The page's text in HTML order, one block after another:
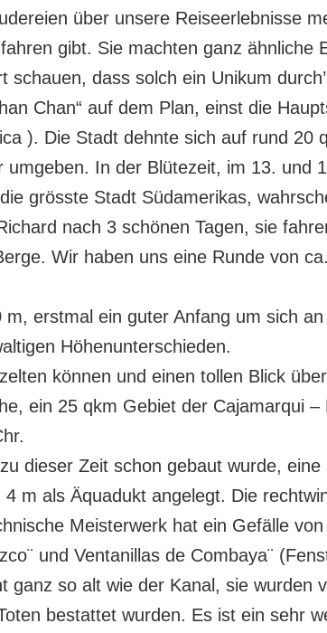
über unsere Reiseerlebnisse
gibt. Sie machten ganz ähnliche
dass solch ein Unikum
Chan“ auf dem Plan, einst die
). Die Stadt dehnte sich auf rund 20
In der Blütezeit, im 13. und
grösste Stadt Südamerikas,
nach 3 schönen Tagen, sie
Wir haben uns eine Runde von
erstmal ein guter Anfang um sich
Höhenunterschieden.
können und einen tollen Blick
ein 25 qkm Gebiet der Cajamarqui
dieser Zeit schon gebaut wurde,
m als Äquadukt angelegt. Die
Meisterwerk hat ein Gefälle
und Ventanillas de Combaya¨
ganz so alt wie der Kanal, sie wurden
bestattet wurden. Es ist ein sehr